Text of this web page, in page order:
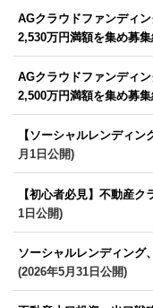
AGクラウドファンディ
2,530万円満額を集め募集
AGクラウドファンディ
2,500万円満額を集め募集
【ソーシャルレンディ
月1日公開)
【初心者必見】不動産
1日公開)
ソーシャルレンディング
(2026年5月31日公開)